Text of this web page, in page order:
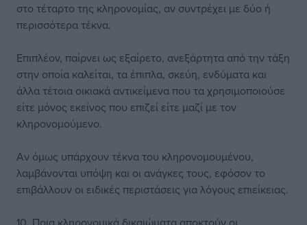
στο τέταρτο της κληρονομίας, αν συντρέχει με δύο ή
περισσότερα τέκνα.
Επιπλέον, παίρνει ως εξαίρετο, ανεξάρτητα από την τάξη
στην οποία καλείται, τα έπιπλα, σκεύη, ενδύματα και
άλλα τέτοια οικιακά αντικείμενα που τα χρησιμοποιούσε
είτε μόνος εκείνος που επιζεί είτε μαζί με τον
κληρονομούμενο.
Αν όμως υπάρχουν τέκνα του κληρονομουμένου,
λαμβάνονται υπόψη και οι ανάγκες τους, εφόσον το
επιβάλλουν οι ειδικές περιστάσεις για λόγους επιείκειας.